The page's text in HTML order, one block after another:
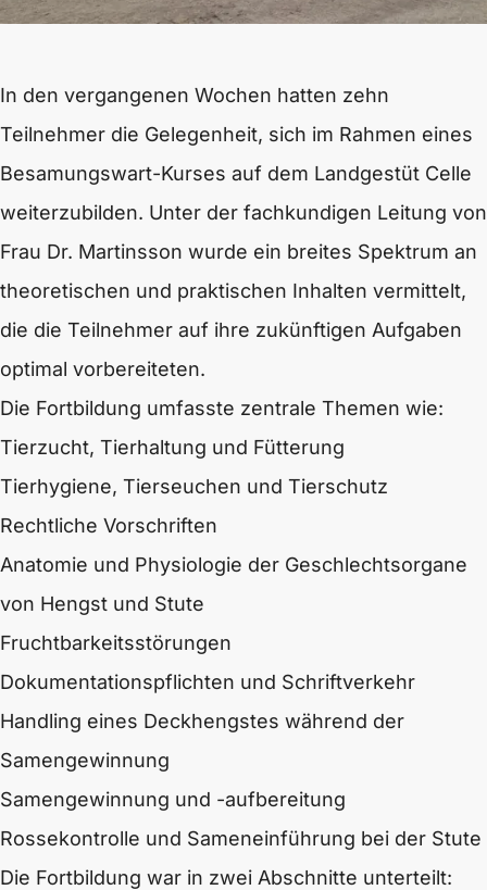
In den vergangenen Wochen hatten zehn
Teilnehmer die Gelegenheit, sich im Rahmen eines
Besamungswart-Kurses auf dem Landgestüt Celle
weiterzubilden. Unter der fachkundigen Leitung von
Frau Dr. Martinsson wurde ein breites Spektrum an
theoretischen und praktischen Inhalten vermittelt,
die die Teilnehmer auf ihre zukünftigen Aufgaben
optimal vorbereiteten.
Die Fortbildung umfasste zentrale Themen wie:
Tierzucht, Tierhaltung und Fütterung
Tierhygiene, Tierseuchen und Tierschutz
Rechtliche Vorschriften
Anatomie und Physiologie der Geschlechtsorgane
von Hengst und Stute
Fruchtbarkeitsstörungen
Dokumentationspflichten und Schriftverkehr
Handling eines Deckhengstes während der
Samengewinnung
Samengewinnung und -aufbereitung
Rossekontrolle und Sameneinführung bei der Stute
Die Fortbildung war in zwei Abschnitte unterteilt: